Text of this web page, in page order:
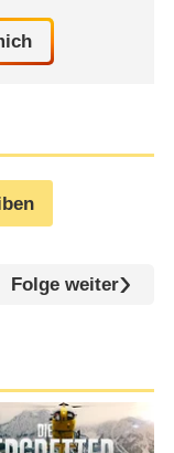
Folge weiter